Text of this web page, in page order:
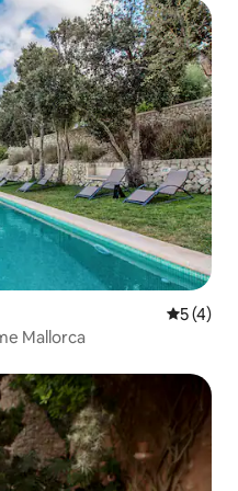
Средна
5 (4)
Mallorca